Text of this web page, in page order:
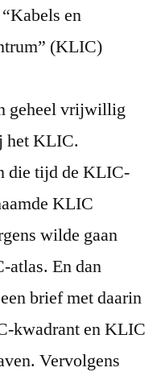
en
(KLIC)
geheel vrijwillig
het KLIC.
die tijd de KLIC-
KLIC
wilde gaan
atlas. En dan
brief met daarin
kwadrant en KLIC
Vervolgens